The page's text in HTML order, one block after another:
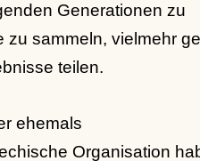
Generationen zu
zu sammeln, vielmehr
teilen.
ehemals
Organisation